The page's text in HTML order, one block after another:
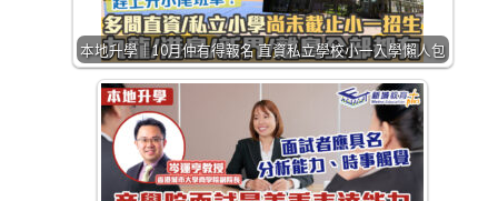
本地升學｜10月仲有得報名 直資私立學校小一入學懶人包